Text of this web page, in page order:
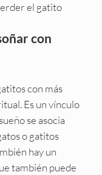
el gatito
con
con más
Es un vínculo
se asocia
o gatitos
hay un
también puede